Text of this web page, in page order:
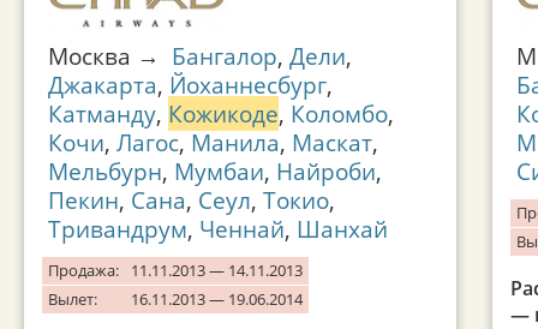
Москва → Бангалор, Дели,
Джакарта, Йоханнесбург,
Катманду, Кожикоде, Коломбо,
Кочи, Лагос, Манила, Маскат,
Мельбурн, Мумбаи, Найроби,
Пекин, Сана, Сеул, Токио,
Тривандрум, Ченнай, Шанхай
Продажа:
11.11.2013 — 14.11.2013
Вылет:
16.11.2013 — 19.06.2014
—